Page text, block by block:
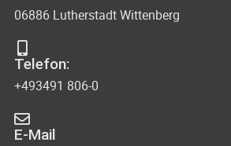
06886 Lutherstadt Wittenberg
Telefon:
+493491 806-0
E-Mail